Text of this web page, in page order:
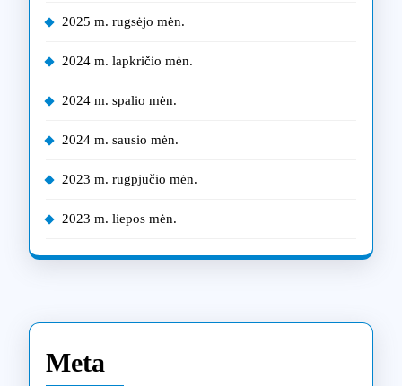
2025 m. rugsėjo mėn.
2024 m. lapkričio mėn.
2024 m. spalio mėn.
2024 m. sausio mėn.
2023 m. rugpjūčio mėn.
2023 m. liepos mėn.
Meta